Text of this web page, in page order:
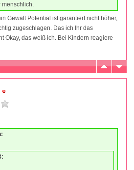
menschlich.
Gewalt Potential ist garantiert nicht höher,
zugeschlagen. Das ich Ihr das
Okay, das weiß ich. Bei Kindern reagiere